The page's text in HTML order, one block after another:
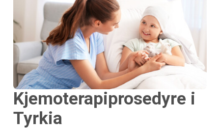
Kjemoterapiprosedyre i
Tyrkia